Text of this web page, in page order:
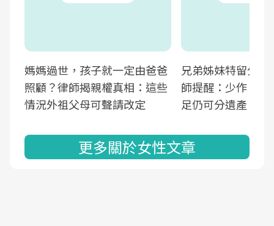
媽媽過世，孩子就一定由爸爸
照顧？律師揭親權真相：這些
情況外祖父母可聲請改定
兄弟姊妹特留分確
師提醒：少作「這
足仍可分遺產
更多關於女性文章